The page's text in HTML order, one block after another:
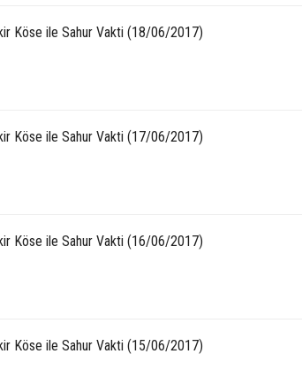
Köse ile Sahur Vakti (18/06/2017)
Köse ile Sahur Vakti (17/06/2017)
Köse ile Sahur Vakti (16/06/2017)
Köse ile Sahur Vakti (15/06/2017)